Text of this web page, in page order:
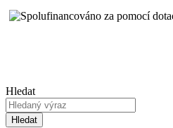
Hledat
Hledat